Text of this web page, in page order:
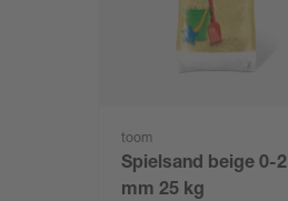
toom
Spielsand beige 0-2
mm 25 kg